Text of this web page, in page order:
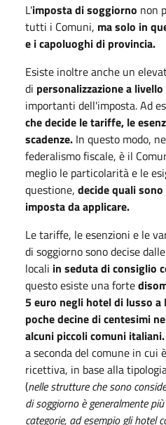
L'imposta di soggiorno non
tutti i Comuni, ma solo in
e i capoluoghi di provincia.
Esiste inoltre anche un
di personalizzazione a
importanti dell'imposta. Ad
che decide le tariffe, le
scadenze. In questo modo,
federalismo fiscale, è il
meglio le particolarità e le
questione, decide quali
imposta da applicare.
Le tariffe, le esenzioni e le
di soggiorno sono decise
locali in seduta di consiglio
questo esiste una forte
5 euro negli hotel di lusso a
poche decine di centesimi
alcuni piccoli comuni italiani.
a seconda del comune in
ricettiva, in base alla
(nelle strutture che sono
di soggiorno è generalmente
categorie, ad esempio gli hotel